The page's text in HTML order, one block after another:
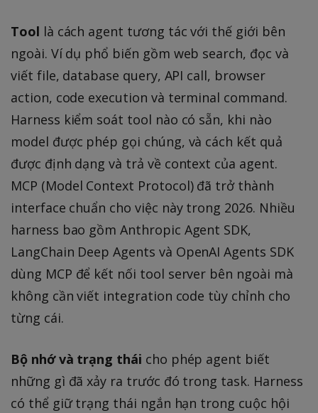
Tool là cách agent tương tác với thế giới bên
ngoài. Ví dụ phổ biến gồm web search, đọc và
viết file, database query, API call, browser
action, code execution và terminal command.
Harness kiểm soát tool nào có sẵn, khi nào
model được phép gọi chúng, và cách kết quả
được định dạng và trả về context của agent.
MCP (Model Context Protocol) đã trở thành
interface chuẩn cho việc này trong 2026. Nhiều
harness bao gồm Anthropic Agent SDK,
LangChain Deep Agents và OpenAI Agents SDK
dùng MCP để kết nối tool server bên ngoài mà
không cần viết integration code tùy chỉnh cho
từng cái.
Bộ nhớ và trạng thái cho phép agent biết
những gì đã xảy ra trước đó trong task. Harness
có thể giữ trạng thái ngắn hạn trong cuộc hội